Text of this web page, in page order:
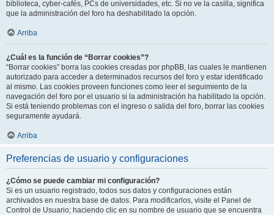
biblioteca, cyber-cafés, PCs de universidades, etc. Si no ve la casilla, significa
que la administración del foro ha deshabilitado la opción.
Arriba
¿Cuál es la función de “Borrar cookies”?
“Borrar cookies” borra las cookies creadas por phpBB, las cuales le mantienen
autorizado para acceder a determinados recursos del foro y estar identificado
al mismo. Las cookies proveen funciones como leer el seguimiento de la
navegación del foro por el usuario si la administración ha habilitado la opción.
Si está teniendo problemas con el ingreso o salida del foro, borrar las cookies
seguramente ayudará.
Arriba
Preferencias de usuario y configuraciones
¿Cómo se puede cambiar mi configuración?
Si es un usuario registrado, todos sus datos y configuraciones están
archivados en nuestra base de datos. Para modificarlos, visite el Panel de
Control de Usuario; haciendo clic en su nombre de usuario que se encuentra